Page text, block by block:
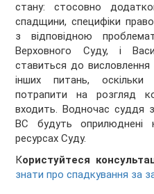
стану: стосовно
спадщини, специфіки
з відповідною
Верховного Суду, і
ставиться до
інших питань, оскільки
потрапити на розгляд
входить. Водночас суддя
ВС будуть оприлюднені
ресурсах Суду.
Користуйтеся
знати про спадкування за